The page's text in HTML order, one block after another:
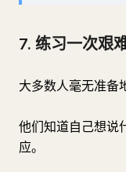
7. 练习一次艰
大多数人毫无准备
他们知道自己想说
应。